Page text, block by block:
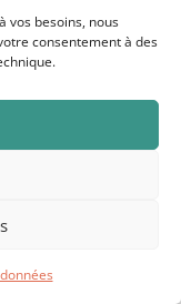
vos besoins, nous
consentement à des
vivent les êtres
communs?
clair dans ces
réel et projets
que